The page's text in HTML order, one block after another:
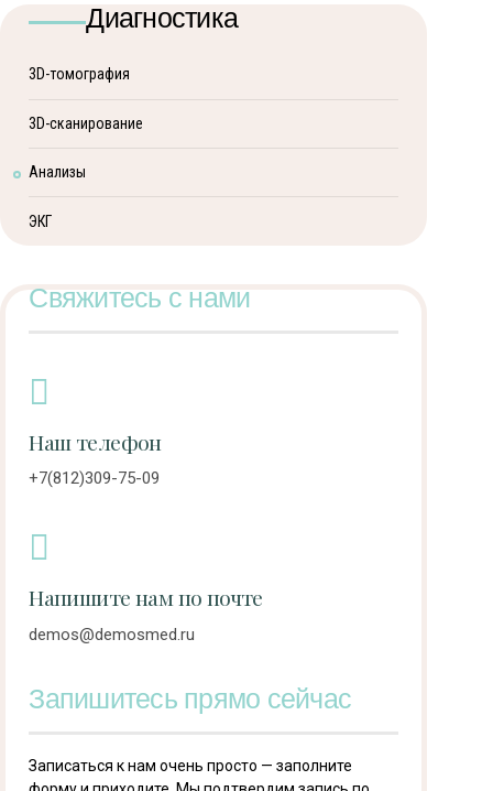
Диагностика
3D-томография
3D-сканирование
Анализы
ЭКГ
Свяжитесь с нами
Наш телефон
+7(812)309-75-09
Напишите нам по почте
demos@demosmed.ru
Запишитесь прямо сейчас
Записаться к нам очень просто — заполните